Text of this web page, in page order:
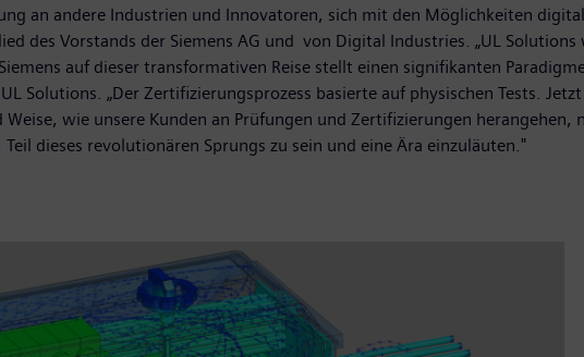
an andere Industrien und Innovatoren, sich mit den Möglichkeiten
des Vorstands der Siemens AG und von Digital Industries. „UL
auf dieser transformativen Reise stellt einen signifikanten
Solutions. „Der Zertifizierungsprozess basierte auf physischen Tests.
wie unsere Kunden an Prüfungen und Zertifizierungen herangehen,
dieses revolutionären Sprungs zu sein und eine Ära einzuläuten."